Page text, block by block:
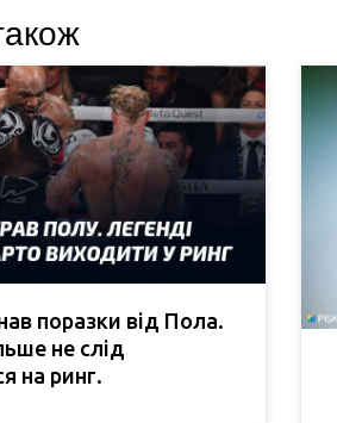
поразки від Пола.
не слід
на ринг.